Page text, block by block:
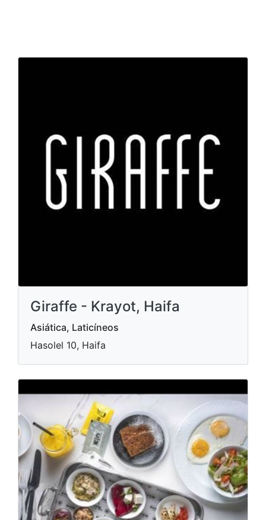
Giraffe - Krayot, Haifa
Asiática, Laticíneos
Hasolel 10, Haifa